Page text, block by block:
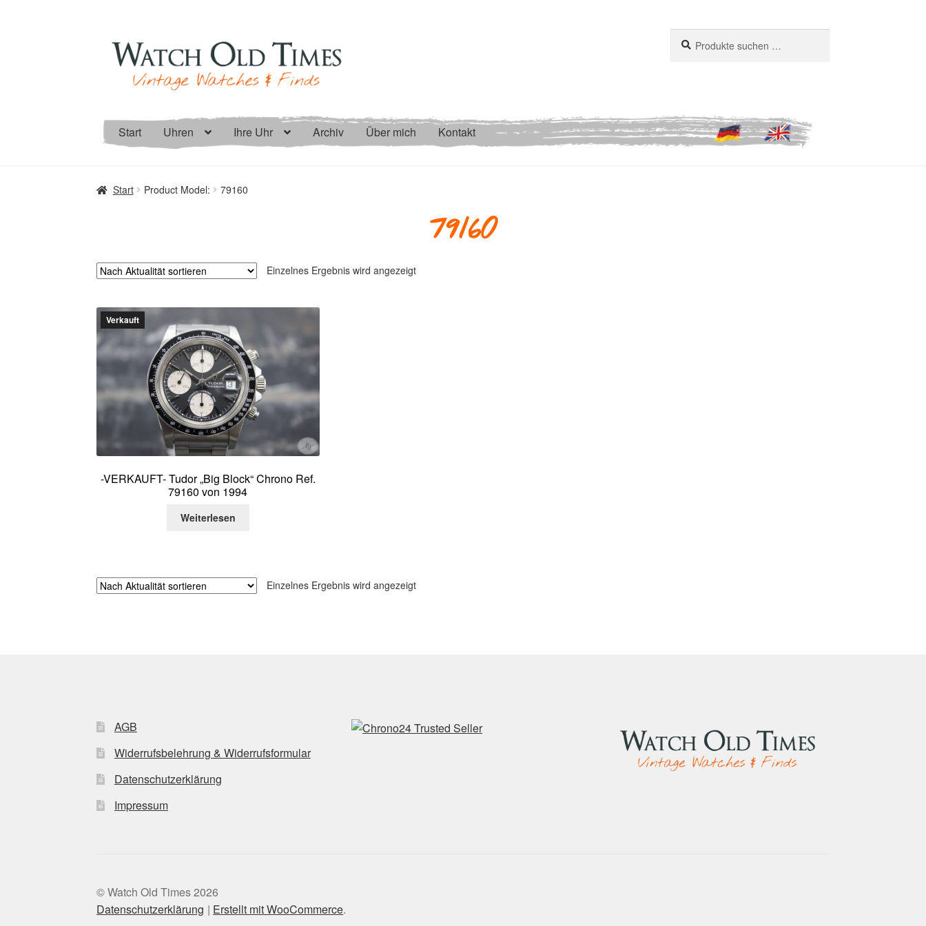
Navigation
springen
Inhalt
springen
nach:
Start Uhren Ihre Uhr Archiv Über mich Kontakt
Start Product Model: 79160
79160
Einzelnes Ergebnis wird angezeigt
Verkauft
-VERKAUFT- Tudor „Big Block“ Chrono Ref.
79160 von 1994
Weiterlesen
Einzelnes Ergebnis wird angezeigt
AGB
Widerrufsbelehrung & Widerrufsformular
Datenschutzerklärung
Impressum
© Watch Old Times 2026
Datenschutzerklärung
Erstellt mit WooCommerce.